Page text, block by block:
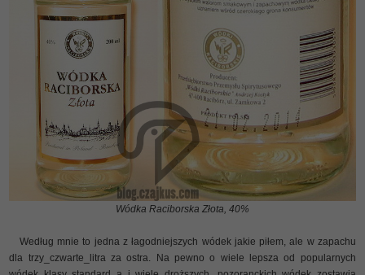
Wódka Raciborska Złota, 40%
Według mnie to jedna z łagodniejszych wódek jakie piłem, ale w zapachu
dla trzy_czwarte_litra za ostra. Na pewno o wiele lepsza od popularnych